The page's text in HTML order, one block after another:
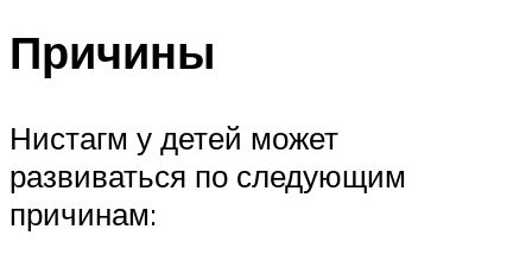
Причины
Нистагм у детей может
развиваться по следующим
причинам: